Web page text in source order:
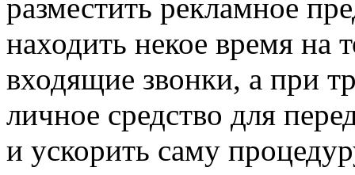
разместить рекламное
находить некое время на
входящие звонки, а при
личное средство для
и ускорить саму